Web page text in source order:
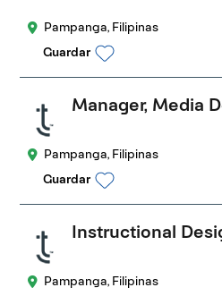
Pampanga, Filipinas
Guardar
Manager, Media
Pampanga, Filipinas
Guardar
Instructional
Pampanga, Filipinas